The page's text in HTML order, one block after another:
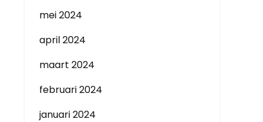
mei 2024
april 2024
maart 2024
februari 2024
januari 2024